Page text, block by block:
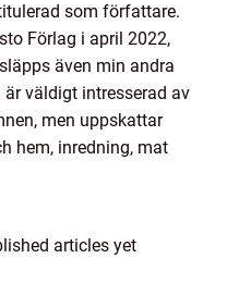
som författare.
Förlag i april 2022,
även min andra
väldigt intresserad av
men uppskattar
hem, inredning, mat
articles yet